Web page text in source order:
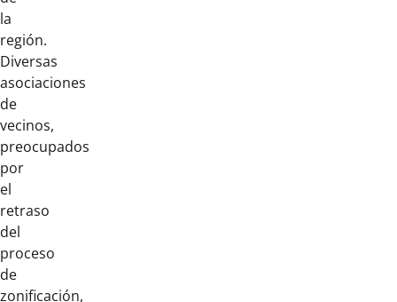
la
región.
Diversas
asociaciones
de
vecinos,
preocupados
por
el
retraso
del
proceso
de
zonificación,